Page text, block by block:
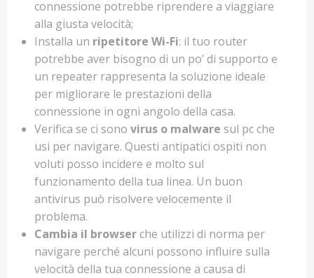
connessione potrebbe riprendere a viaggiare
alla giusta velocità;
Installa un ripetitore Wi-Fi: il tuo router
potrebbe aver bisogno di un po’ di supporto e
un repeater rappresenta la soluzione ideale
per migliorare le prestazioni della
connessione in ogni angolo della casa.
Verifica se ci sono virus o malware sul pc che
usi per navigare. Questi antipatici ospiti non
voluti posso incidere e molto sul
funzionamento della tua linea. Un buon
antivirus può risolvere velocemente il
problema.
Cambia il browserche utilizzi di norma per
navigare perché alcuni possono influire sulla
velocità della tua connessione a causa di